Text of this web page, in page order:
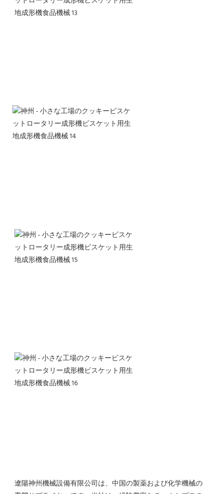
遼陽神州機械設備有限公司は、中国の製薬および化学機械の